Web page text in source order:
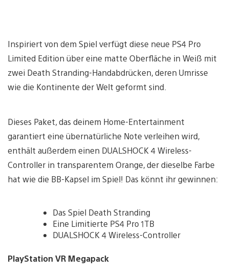
Inspiriert von dem Spiel verfügt diese neue PS4 Pro
Limited Edition über eine matte Oberfläche in Weiß mit
zwei Death Stranding-Handabdrücken, deren Umrisse
wie die Kontinente der Welt geformt sind.
Dieses Paket, das deinem Home-Entertainment
garantiert eine übernatürliche Note verleihen wird,
enthält außerdem einen DUALSHOCK 4 Wireless-
Controller in transparentem Orange, der dieselbe Farbe
hat wie die BB-Kapsel im Spiel! Das könnt ihr gewinnen:
Das Spiel Death Stranding
Eine Limitierte PS4 Pro 1TB
DUALSHOCK 4 Wireless-Controller
PlayStation VR Megapack